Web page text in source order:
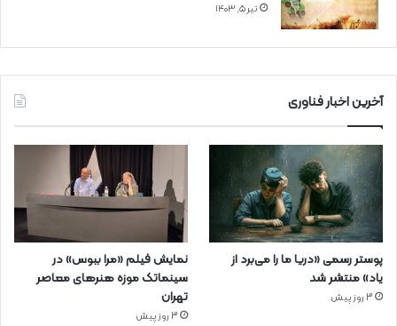
تیر ۵, ۱۴۰۳
آخرین اخبار فناوری
پوستر رسمی «دریا ما را می‌برد از
یاد» منتشر شد
3 روز پیش
نمایش فیلم «مرا ببوس» در
سینماتک موزه هنرهای معاصر
تهران
3 روز پیش